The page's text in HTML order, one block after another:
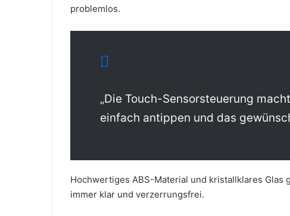
problemlos.
„Die Touch-Sensorsteuerung
einfach antippen und das
Hochwertiges ABS-Material und kristallklares
immer klar und verzerrungsfrei.